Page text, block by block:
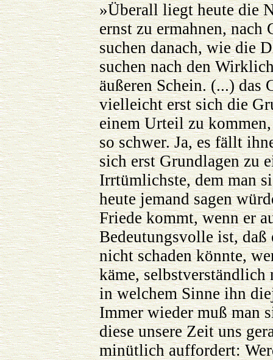
»Überall liegt heute die
ernst zu ermahnen,
suchen danach, wie die
suchen nach den
äußeren Schein. (...) das
vielleicht erst sich die
einem Urteil zu
so schwer. Ja, es fällt
sich erst Grundlagen zu
Irrtümlichste, dem man
heute jemand sagen
Friede kommt, wenn er
Bedeutungsvolle ist,
nicht schaden könnte,
käme, selbstverständlich
in welchem Sinne ihn
Immer wieder muß man
diese unsere Zeit uns
minütlich auffordert: